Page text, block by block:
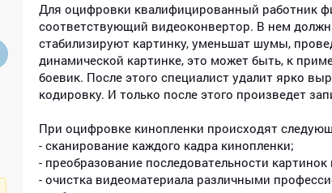
Для оцифровки квалифицированный работник
соответствующий видеоконвертор. В нем
стабилизируют картинку, уменьшат шумы,
динамической картинке, это может быть, к
боевик. После этого специалист удалит ярко
кодировку. И только после этого произведет
При оцифровке кинопленки происходят
- сканирование каждого кадра кинопленки;
- преобразование последовательности
- очистка видеоматериала различными